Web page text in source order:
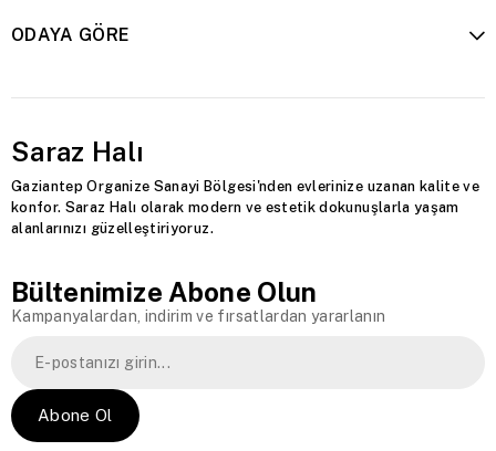
ODAYA GÖRE
Saraz Halı
Gaziantep Organize Sanayi Bölgesi'nden evlerinize uzanan kalite ve
konfor. Saraz Halı olarak modern ve estetik dokunuşlarla yaşam
alanlarınızı güzelleştiriyoruz.
Bültenimize Abone Olun
Kampanyalardan, indirim ve fırsatlardan yararlanın
Abone Ol